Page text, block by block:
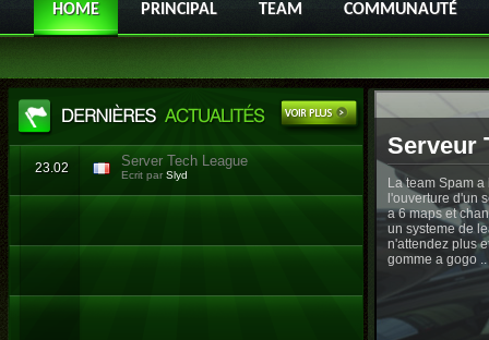
HOME PRINCIPAL TEAM COMMUNAUTÉ
23.02 Server Tech League
Ecrit par Slyd
Serveur
La team Spam
l'ouverture d'un
a 6 maps et
un systeme de
n'attendez plus
gomme a gogo ..